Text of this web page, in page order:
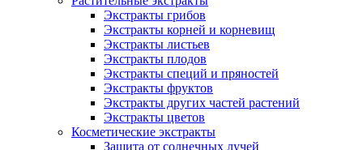
Экстракты грибов
Экстракты корней и корневищ
Экстракты листьев
Экстракты плодов
Экстракты специй и пряностей
Экстракты фруктов
Экстракты других частей растений
Экстракты цветов
Косметические экстракты
Защита от солнечных лучей